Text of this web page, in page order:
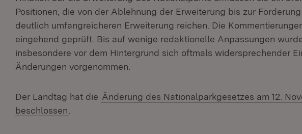
Positionen, die von der Ablehnung der Erweiterung bis zur
deutlich umfangreicheren Erweiterung reichen. Die
eingehend geprüft. Bis auf wenige redaktionelle Anpassungen
insbesondere vor dem Hintergrund sich oftmals widersprechender
Änderungen vorgenommen.
Der Landtag hat die Änderung des Nationalparkgesetzes am 12.
beschlossen